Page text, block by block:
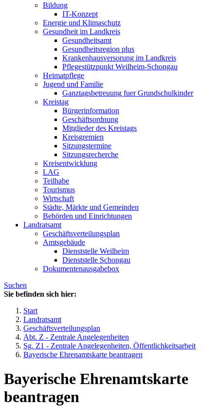
Bildung
IT-Konzept
Energie und Klimaschutz
Gesundheit im Landkreis
Gesundheitsamt
Gesundheitsregion plus
Krankenhausversorung im Landkreis
Pflegestützpunkt Weilheim-Schongau
Heimatpflege
Jugend und Familie
Ganztagsbetreuung fuer Grundschulkinder
Kreistag
Bürgerinformation
Geschäftsordnung
Mitglieder des Kreistags
Kreisgremien
Sitzungstermine
Sitzungsrecherche
Kreisentwicklung
LAG
Teilhabe
Tourismus
Wirtschaft
Städte, Märkte und Gemeinden
Behörden und Einrichtungen
Landratsamt
Geschäftsverteilungsplan
Amtsgebäude
Dienststelle Weilheim
Dienststelle Schongau
Dokumentenausgabebox
Suchen
Sie befinden sich hier:
Start
Landratsamt
Geschäftsverteilungsplan
Abt. Z - Zentrale Angelegenheiten
Sg. Z1 - Zentrale Angelegenheiten, Öffentlichkeitsarbeit
Bayerische Ehrenamtskarte beantragen
Bayerische Ehrenamtskarte
beantragen